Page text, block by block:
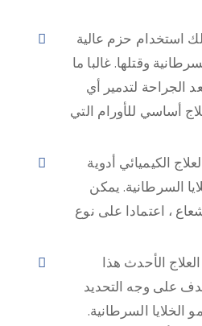
استخدام حزم عالية
وقتلها. غالبا ما
الجراحة لتدمير أي
أساسي للأورام التي
الكيميائي أدوية
السرطانية. يمكن
، اعتمادا على نوع
الأحدث هذا
على وجه التحديد
السرطانية.